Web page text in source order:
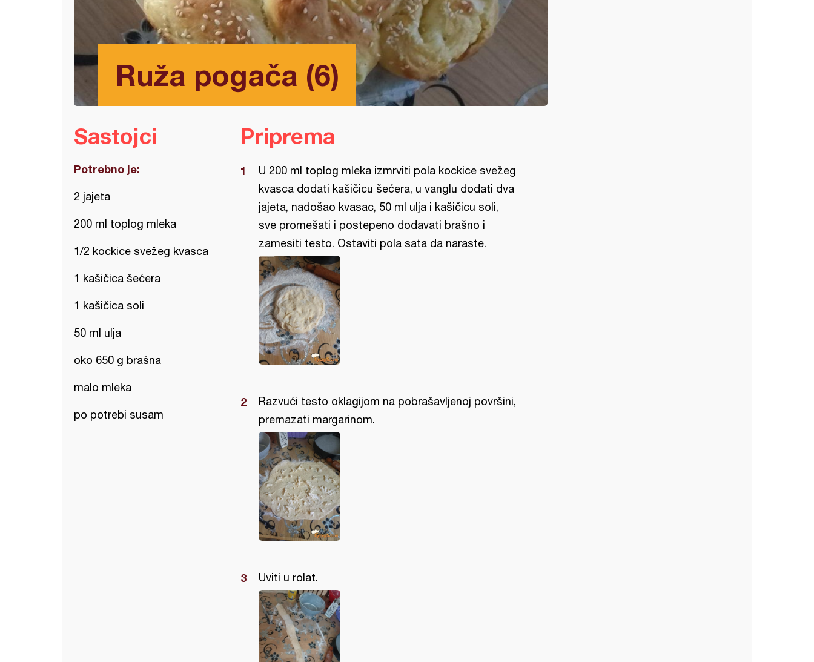
Ruža pogača (6)
Sastojci
Potrebno je:
2 jajeta
200 ml toplog mleka
1/2 kockice svežeg kvasca
1 kašičica šećera
1 kašičica soli
50 ml ulja
oko 650 g brašna
malo mleka
po potrebi susam
Priprema
U 200 ml toplog mleka izmrviti pola kockice svežeg
kvasca dodati kašičicu šećera, u vanglu dodati dva
jajeta, nadošao kvasac, 50 ml ulja i kašičicu soli,
sve promešati i postepeno dodavati brašno i
zamesiti testo. Ostaviti pola sata da naraste.
Razvući testo oklagijom na pobrašavljenoj površini,
premazati margarinom.
Uviti u rolat.